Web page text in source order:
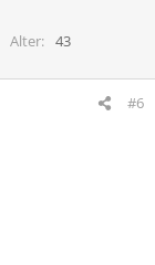
Alter
43
#6